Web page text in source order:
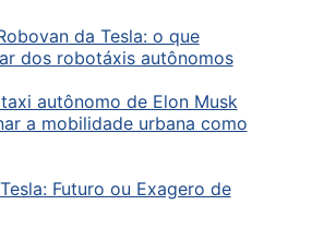
da Tesla: o que
dos robotáxis autônomos
autônomo de Elon Musk
a mobilidade urbana como
Futuro ou Exagero de